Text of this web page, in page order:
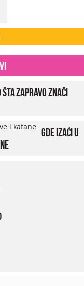
šta zapravo znači
Gde izaći u